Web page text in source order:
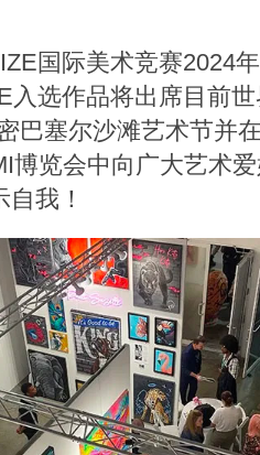
国际美术竞赛2024
入选作品将出席目前
巴塞尔沙滩艺术节并
博览会中向广大艺术
我！